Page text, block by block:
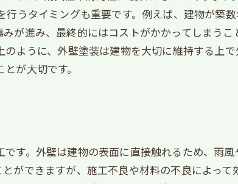
うタイミングも重要です。例えば、建物が築
が進み、最終的にはコストがかかってしまう
ように、外壁塗装は建物を大切に維持する上
が大切です。
す。外壁は建物の表面に直接触れるため、雨
ができますが、施工不良や材料の不良によっ